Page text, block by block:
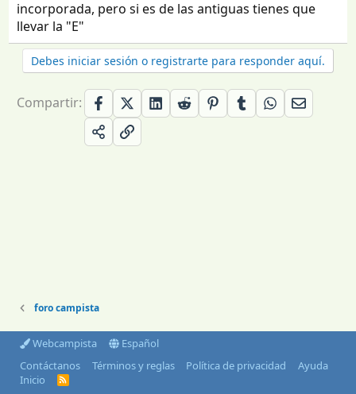
incorporada, pero si es de las antiguas tienes que
llevar la "E"
Debes iniciar sesión o registrarte para responder aquí.
Compartir:
foro campista
Webcampista
Español
Contáctanos
Términos y reglas Política de privacidad
Ayuda
Inicio
R